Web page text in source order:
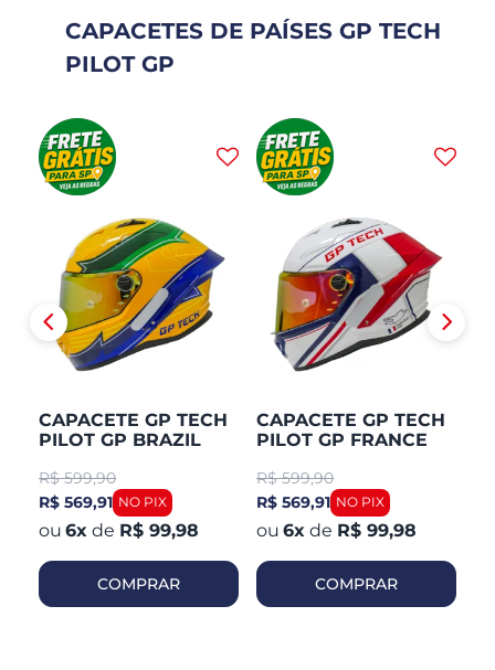
CAPACETES DE PAÍSES GP TECH
PILOT GP
CAPACETE GP TECH
PILOT GP BRAZIL
R$ 599,90
R$ 569,91
6x de R$ 99,98
COMPRAR
CAPACETE GP TECH
PILOT GP FRANCE
R$ 599,90
R$ 569,91
6x de R$ 99,98
COMPRAR